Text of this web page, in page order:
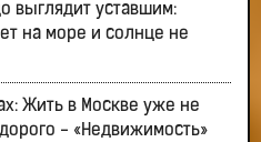
выглядит уставшим:
на море и солнце не
Жить в Москве уже не
- «Недвижимость»